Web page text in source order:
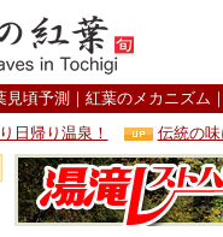
見頃予測 ｜ 紅葉のメカニズム
日帰り温泉！
伝統の